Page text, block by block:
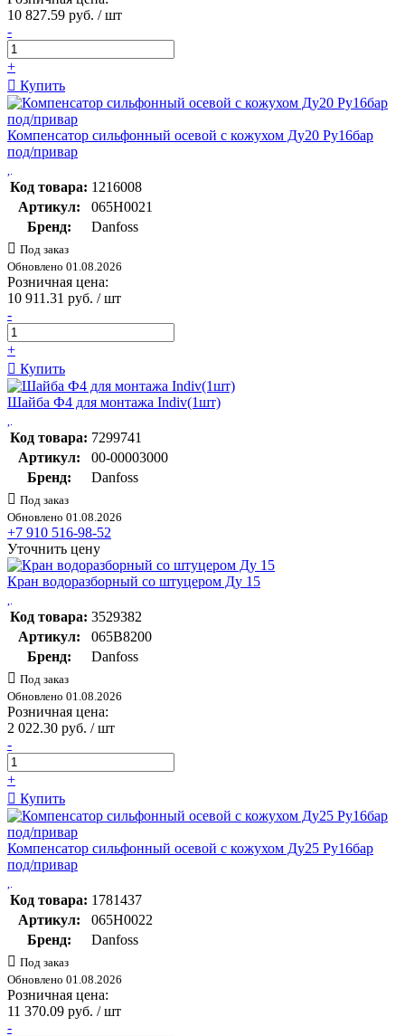
10 827.59 руб. / шт
-
+
Купить
Компенсатор сильфонный осевой с кожухом Ду20 Ру16бар
под/привар
Код товара: 1216008
Артикул:
065H0021
Бренд:
Danfoss
Под заказ
Обновлено 01.08.2026
Розничная цена:
10 911.31 руб. / шт
-
+
Купить
Шайба Ф4 для монтажа Indiv(1шт)
Код товара: 7299741
Артикул:
00-00003000
Бренд:
Danfoss
Под заказ
Обновлено 01.08.2026
+7 910 516-98-52
Уточнить цену
Кран водоразборный со штуцером Ду 15
Код товара: 3529382
Артикул:
065B8200
Бренд:
Danfoss
Под заказ
Обновлено 01.08.2026
Розничная цена:
2 022.30 руб. / шт
-
+
Купить
Компенсатор сильфонный осевой с кожухом Ду25 Ру16бар
под/привар
Код товара: 1781437
Артикул:
065H0022
Бренд:
Danfoss
Под заказ
Обновлено 01.08.2026
Розничная цена:
11 370.09 руб. / шт
-